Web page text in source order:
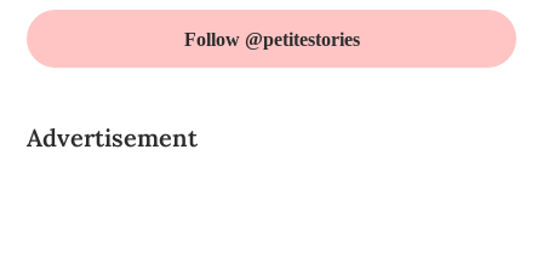
Follow @petitestories
Advertisement